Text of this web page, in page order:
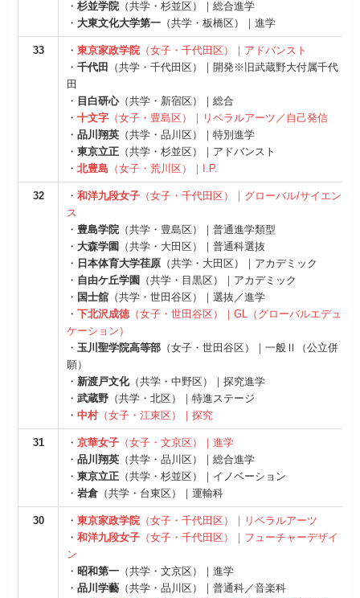
・杉並学院 （共学・杉並区）｜総合進学
・大東文化大学第一 （共学・板橋区）｜進学
33 ・東京家政学院 （女子・千代田区）｜アドバンスト
・千代田
（共学・千代田区）｜開発※旧武蔵野大付属千代
田
・ 目白研心（共学・新宿区）｜総合
・十文字 （女子・豊島区）｜リベラルアーツ／自己発信
・品川翔英 （共学・品川区）｜特別進学
・東京立正 （共学・杉並区）｜アドバンスト
・北豊島 （女子・荒川区）｜I.P.
32 ・和洋九段女子 （女子・千代田区）｜グローバル/サイエン
ス
・豊島学院 （共学・豊島区）｜普通進学類型
・大森学園
（共学・大田区）｜普通科選抜
・ 日本体育大学荏原 （共学・大田区）｜アカデミック
・ 自由ケ丘学園
（共学・目黒区）｜アカデミック
・ 国士舘 （共学・世田谷区）｜選抜／進学
・下北沢成徳（女子・世田谷区）｜GL（グローバルエデュ
ケーション）
・玉川聖学院高等部 （女子・世田谷区）｜一般Ⅱ（公立併
願）
・新渡戸文化（共学・中野区）｜探究進学
・武蔵野 （共学・北区）｜特進ステージ
・中村（女子・江東区）｜探究
31 ・京華女子 （女子・文京区）｜進学
・品川翔英 （共学・品川区）｜総合進学
・東京立正 （共学・杉並区）｜イノベーション
・岩倉 （共学・台東区）｜運輸科
30 ・東京家政学院 （女子・千代田区）｜リベラルアーツ
・和洋九段女子 （女子・千代田区）｜フューチャーデザイ
ン
・ 昭和第一 （共学・文京区）｜進学
・品川学藝 （共学・品川区）｜普通科／音楽科